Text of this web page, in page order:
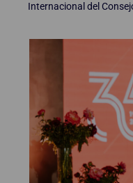
Internacional del